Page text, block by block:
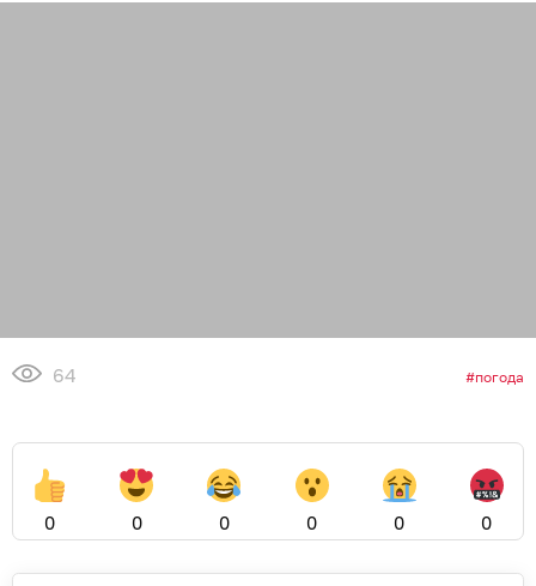
64 погода
0 0 0 0 0 0